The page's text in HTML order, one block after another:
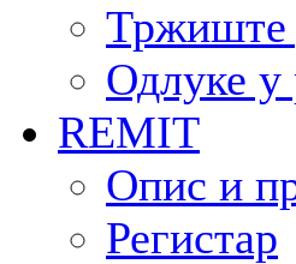
Одлуке у
REMIT
Опис и
Регистар